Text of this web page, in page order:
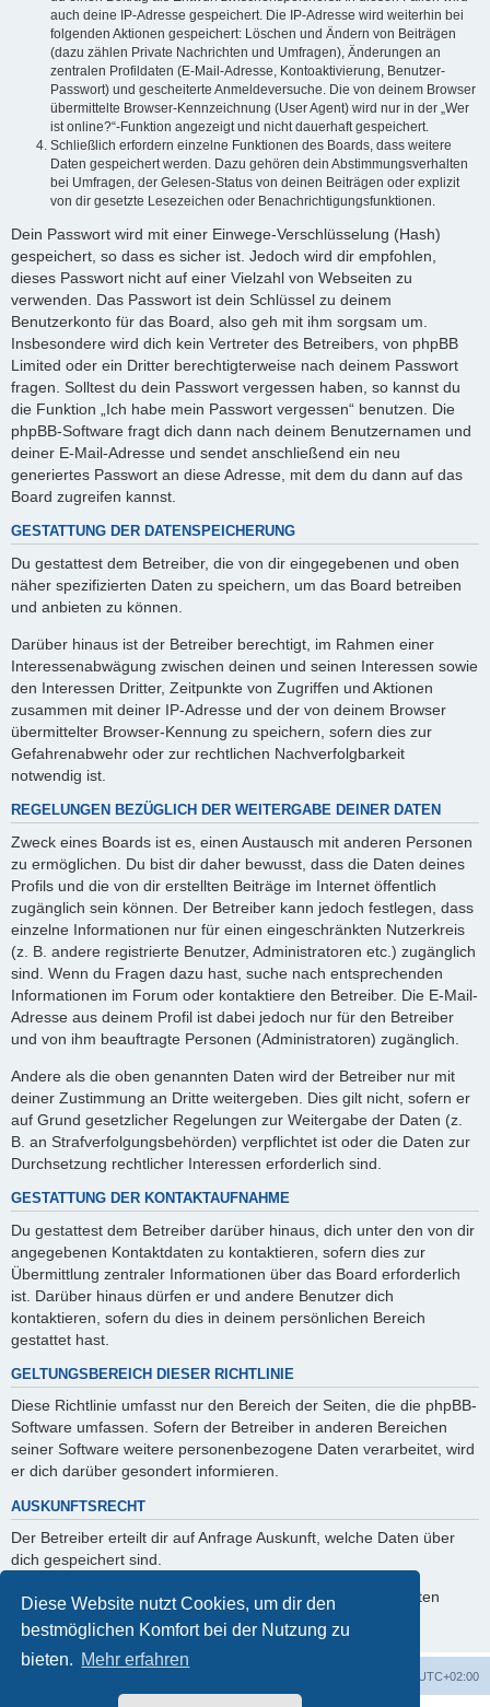
Diese Website nutzt Cookies, um dir den
bestmöglichen Komfort bei der Nutzung zu
bieten. Mehr erfahren
auch deine IP-Adresse gespeichert. Die IP-Adresse wird weiterhin bei
folgenden Aktionen gespeichert: Löschen und Ändern von Beiträgen
(dazu zählen Private Nachrichten und Umfragen), Änderungen an
zentralen Profildaten (E-Mail-Adresse, Kontoaktivierung, Benutzer-
Passwort) und gescheiterte Anmeldeversuche. Die von deinem Browser
übermittelte Browser-Kennzeichnung (User Agent) wird nur in der „Wer
ist online?“-Funktion angezeigt und nicht dauerhaft gespeichert.
Schließlich erfordern einzelne Funktionen des Boards, dass weitere
Daten gespeichert werden. Dazu gehören dein Abstimmungsverhalten
bei Umfragen, der Gelesen-Status von deinen Beiträgen oder explizit
von dir gesetzte Lesezeichen oder Benachrichtigungsfunktionen.
Dein Passwort wird mit einer Einwege-Verschlüsselung (Hash)
gespeichert, so dass es sicher ist. Jedoch wird dir empfohlen,
dieses Passwort nicht auf einer Vielzahl von Webseiten zu
verwenden. Das Passwort ist dein Schlüssel zu deinem
Benutzerkonto für das Board, also geh mit ihm sorgsam um.
Insbesondere wird dich kein Vertreter des Betreibers, von phpBB
Limited oder ein Dritter berechtigterweise nach deinem Passwort
fragen. Solltest du dein Passwort vergessen haben, so kannst du
die Funktion „Ich habe mein Passwort vergessen“ benutzen. Die
phpBB-Software fragt dich dann nach deinem Benutzernamen und
deiner E-Mail-Adresse und sendet anschließend ein neu
generiertes Passwort an diese Adresse, mit dem du dann auf das
Board zugreifen kannst.
GESTATTUNG DER DATENSPEICHERUNG
Du gestattest dem Betreiber, die von dir eingegebenen und oben
näher spezifizierten Daten zu speichern, um das Board betreiben
und anbieten zu können.
Darüber hinaus ist der Betreiber berechtigt, im Rahmen einer
Interessenabwägung zwischen deinen und seinen Interessen sowie
den Interessen Dritter, Zeitpunkte von Zugriffen und Aktionen
zusammen mit deiner IP-Adresse und der von deinem Browser
übermittelter Browser-Kennung zu speichern, sofern dies zur
Gefahrenabwehr oder zur rechtlichen Nachverfolgbarkeit
notwendig ist.
REGELUNGEN BEZÜGLICH DER WEITERGABE DEINER DATEN
Zweck eines Boards ist es, einen Austausch mit anderen Personen
zu ermöglichen. Du bist dir daher bewusst, dass die Daten deines
Profils und die von dir erstellten Beiträge im Internet öffentlich
zugänglich sein können. Der Betreiber kann jedoch festlegen, dass
einzelne Informationen nur für einen eingeschränkten Nutzerkreis
(z. B. andere registrierte Benutzer, Administratoren etc.) zugänglich
sind. Wenn du Fragen dazu hast, suche nach entsprechenden
Informationen im Forum oder kontaktiere den Betreiber. Die E-Mail-
Adresse aus deinem Profil ist dabei jedoch nur für den Betreiber
und von ihm beauftragte Personen (Administratoren) zugänglich.
Andere als die oben genannten Daten wird der Betreiber nur mit
deiner Zustimmung an Dritte weitergeben. Dies gilt nicht, sofern er
auf Grund gesetzlicher Regelungen zur Weitergabe der Daten (z.
B. an Strafverfolgungsbehörden) verpflichtet ist oder die Daten zur
Durchsetzung rechtlicher Interessen erforderlich sind.
GESTATTUNG DER KONTAKTAUFNAHME
Du gestattest dem Betreiber darüber hinaus, dich unter den von dir
angegebenen Kontaktdaten zu kontaktieren, sofern dies zur
Übermittlung zentraler Informationen über das Board erforderlich
ist. Darüber hinaus dürfen er und andere Benutzer dich
kontaktieren, sofern du dies in deinem persönlichen Bereich
gestattet hast.
GELTUNGSBEREICH DIESER RICHTLINIE
Diese Richtlinie umfasst nur den Bereich der Seiten, die die phpBB-
Software umfassen. Sofern der Betreiber in anderen Bereichen
seiner Software weitere personenbezogene Daten verarbeitet, wird
er dich darüber gesondert informieren.
AUSKUNFTSRECHT
Der Betreiber erteilt dir auf Anfrage Auskunft, welche Daten über
dich gespeichert sind.
Du kannst jederzeit die Löschung bzw. Sperrung deiner Daten
verlangen. Kontaktiere hierzu bitte den Betreiber.
UTC+02:00